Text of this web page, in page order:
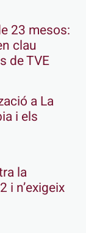
23 mesos:
clau
de TVE
a La
i els
la
i n’exigeix